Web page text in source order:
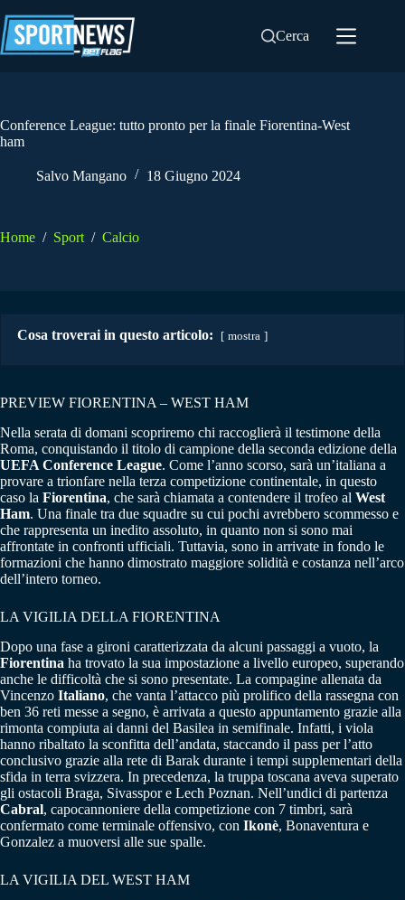
al
contenuto
Cerca
Conference League: tutto pronto per la finale Fiorentina-West
ham
Salvo Mangano 18 Giugno 2024
Home / Sport / Calcio
Cosa troverai in questo articolo: mostra
PREVIEW FIORENTINA – WEST HAM
Nella serata di domani scopriremo chi raccoglierà il testimone della
Roma, conquistando il titolo di campione della seconda edizione della
UEFA Conference League. Come l’anno scorso, sarà un’italiana a
provare a trionfare nella terza competizione continentale, in questo
caso la Fiorentina, che sarà chiamata a contendere il trofeo al West
Ham. Una finale tra due squadre su cui pochi avrebbero scommesso e
che rappresenta un inedito assoluto, in quanto non si sono mai
affrontate in confronti ufficiali. Tuttavia, sono in arrivate in fondo le
formazioni che hanno dimostrato maggiore solidità e costanza nell’arco
dell’intero torneo.
LA VIGILIA DELLA FIORENTINA
Dopo una fase a gironi caratterizzata da alcuni passaggi a vuoto, la
Fiorentina ha trovato la sua impostazione a livello europeo, superando
anche le difficoltà che si sono presentate. La compagine allenata da
Vincenzo Italiano, che vanta l’attacco più prolifico della rassegna con
ben 36 reti messe a segno, è arrivata a questo appuntamento grazie alla
rimonta compiuta ai danni del Basilea in semifinale. Infatti, i viola
hanno ribaltato la sconfitta dell’andata, staccando il pass per l’atto
conclusivo grazie alla rete di Barak durante i tempi supplementari della
sfida in terra svizzera. In precedenza, la truppa toscana aveva superato
gli ostacoli Braga, Sivasspor e Lech Poznan. Nell’undici di partenza
Cabral, capocannoniere della competizione con 7 timbri, sarà
confermato come terminale offensivo, con Ikonè, Bonaventura e
Gonzalez a muoversi alle sue spalle.
LA VIGILIA DEL WEST HAM